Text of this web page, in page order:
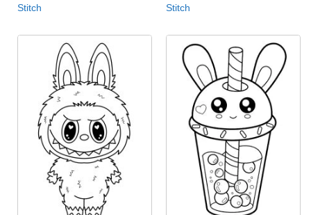
Stitch
Stitch